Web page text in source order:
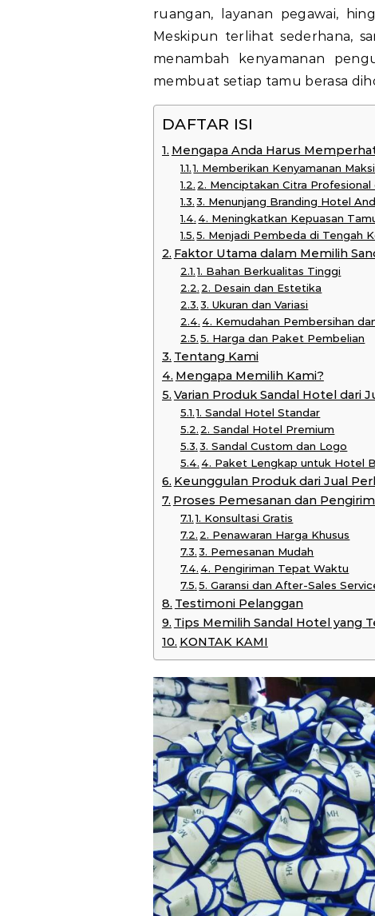
ruangan, layanan pegawai,
Meskipun terlihat sederhana,
menambah kenyamanan
membuat setiap tamu berasa
DAFTAR ISI
Mengapa Anda Harus
1. Memberikan Kenyamanan
2. Menciptakan Citra Profesional
3. Menunjang Branding Hotel
4. Meningkatkan Kepuasan
5. Menjadi Pembeda di Tengah
Faktor Utama dalam Memilih
1. Bahan Berkualitas Tinggi
2. Desain dan Estetika
3. Ukuran dan Variasi
4. Kemudahan Pembersihan
5. Harga dan Paket Pembelian
Tentang Kami
Mengapa Memilih Kami?
Varian Produk Sandal Hotel dari
1. Sandal Hotel Standar
2. Sandal Hotel Premium
3. Sandal Custom dan Logo
4. Paket Lengkap untuk Hotel
Keunggulan Produk dari Jual
Proses Pemesanan dan
1. Konsultasi Gratis
2. Penawaran Harga Khusus
3. Pemesanan Mudah
4. Pengiriman Tepat Waktu
5. Garansi dan After-Sales
Testimoni Pelanggan
Tips Memilih Sandal Hotel yang
KONTAK KAMI